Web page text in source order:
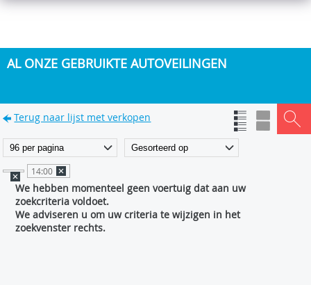
AL ONZE GEBRUIKTE AUTOVEILINGEN
Terug naar lijst met verkopen
14:00
We hebben momenteel geen voertuig dat aan uw
zoekcriteria voldoet.
We adviseren u om uw criteria te wijzigen in het
zoekvenster rechts.